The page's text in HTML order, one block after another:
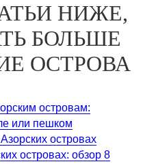
НИЖЕ,
БОЛЬШЕ
ОСТРОВА
островам:
или пешком
островах
островах: обзор 8